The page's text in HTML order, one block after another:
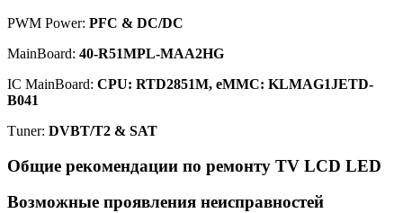
PWM Power: PFC & DC/DC
MainBoard: 40-R51MPL-MAA2HG
IC MainBoard: CPU: RTD2851M, eMMC: KLMAG1JETD-
B041
Тuner: DVBT/T2 & SAT
Общие рекомендации по ремонту TV LCD LED
Возможные проявления неисправностей